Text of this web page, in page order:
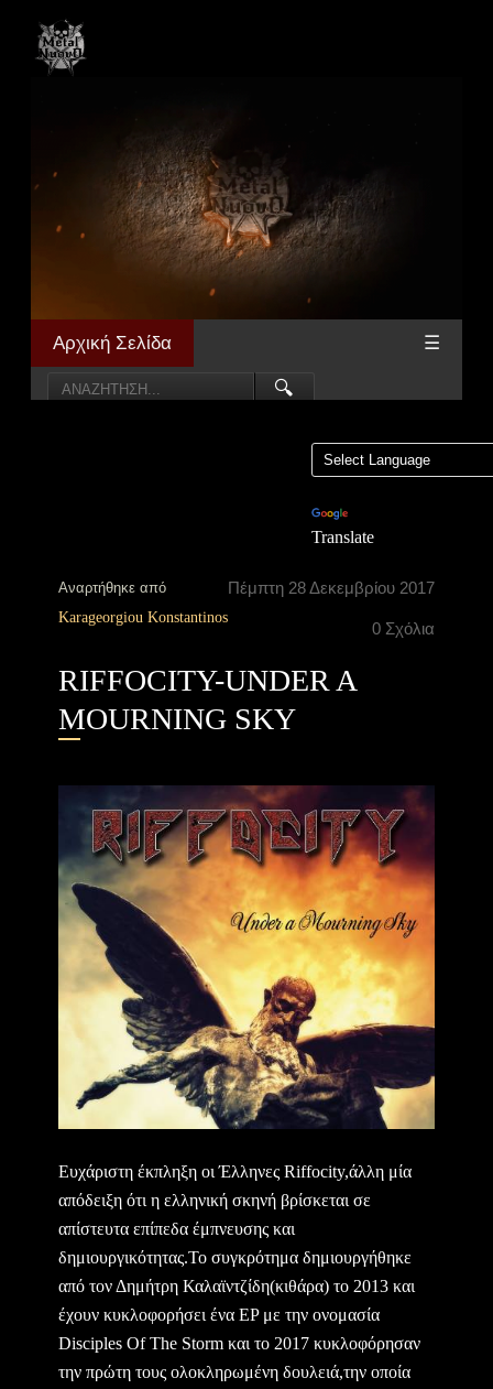
Αρχική Σελίδα ☰
🔍
Translate
Πέμπτη 28 Δεκεμβρίου 2017
0 Σχόλια
Αναρτήθηκε από
Karageorgiou Konstantinos
RIFFOCITY-UNDER A
MOURNING SKY
Ευχάριστη έκπληξη οι Έλληνες Riffocity,άλλη μία
απόδειξη ότι η ελληνική σκηνή βρίσκεται σε
απίστευτα επίπεδα έμπνευσης και
δημιουργικότητας.Το συγκρότημα δημιουργήθηκε
από τον Δημήτρη Καλαϊντζίδη(κιθάρα) το 2013 και
έχουν κυκλοφορήσει ένα EP με την ονομασία
Disciples Of The Storm και το 2017 κυκλοφόρησαν
την πρώτη τους ολοκληρωμένη δουλειά,την οποία